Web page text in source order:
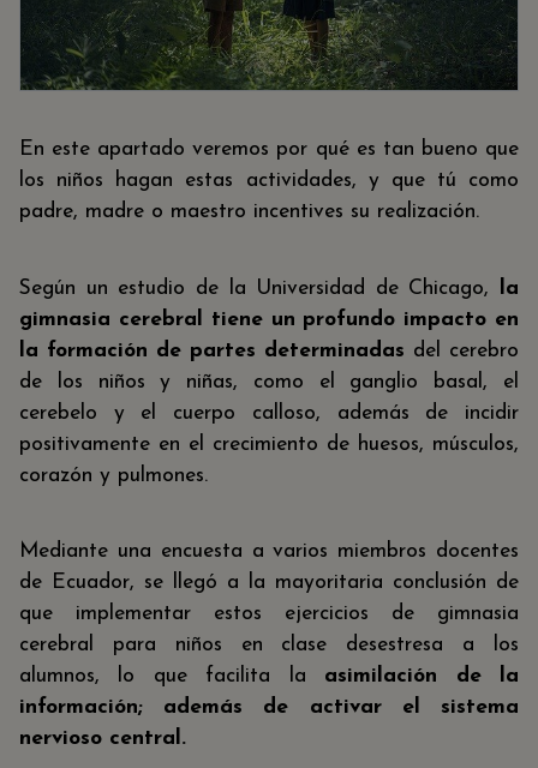
En este apartado veremos por qué es tan bueno que
los niños hagan estas actividades, y que tú como
padre, madre o maestro incentives su realización.
Según un estudio de la Universidad de Chicago, la
gimnasia cerebral tiene un profundo impacto en
la formación de partes determinadas del cerebro
de los niños y niñas, como el ganglio basal, el
cerebelo y el cuerpo calloso, además de incidir
positivamente en el crecimiento de huesos, músculos,
corazón y pulmones.
Mediante una encuesta a varios miembros docentes
de Ecuador, se llegó a la mayoritaria conclusión de
que implementar estos ejercicios de gimnasia
cerebral para niños en clase desestresa a los
alumnos, lo que facilita la asimilación de la
información; además de activar el sistema
nervioso central.